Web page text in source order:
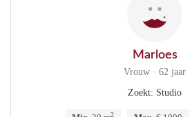
Marloes
Vrouw · 62 jaar
Zoekt: Studio
2